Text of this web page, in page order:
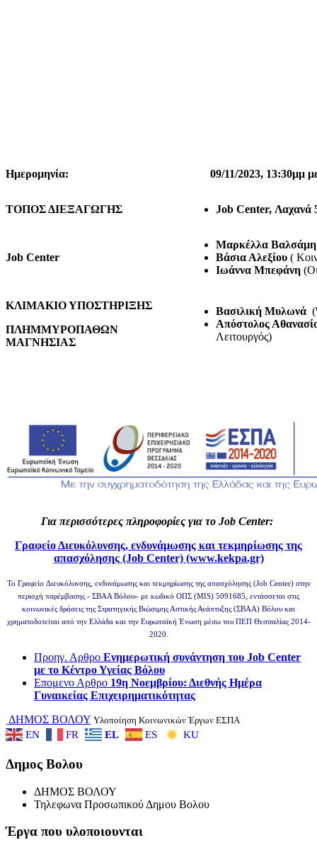
Ημερομηνία: 09/11/2023, 13:30μμ
ΤΟΠΟΣ ΔΙΕΞΑΓΩΓΗΣ Job Center, Λαχανά
Job Center
Μαρκέλλα Βαλσάμη
Βάσια Αλεξίου (
Ιωάννα Μπεφάνη
ΚΛΙΜΑΚΙΟ ΥΠΟΣΤΗΡΙΞΗΣ
ΠΛΗΜΜΥΡΟΠΑΘΩΝ
ΜΑΓΝΗΣΙΑΣ
Βασιλική Μυλωνά
Απόστολος
Λειτουργός)
Για περισσότερες πληροφορίες για το Job Center:
Γραφείο Διευκόλυνσης, ενδυνάμωσης και τεκμηρίωσης της
απασχόλησης (Job Center) (www.kekpa.gr)
Το Γραφείο Διευκόλυνσης, ενδυνάμωσης και τεκμηρίωσης της απασχόλησης (Job Center) στην
περιοχή παρέμβασης - ΣΒΑΑ Βόλου» με κωδικό ΟΠΣ (MIS) 5091685, εντάσσεται στις
κοινωνικές δράσεις της Στρατηγικής Βιώσιμης Αστικής Ανάπτυξης (ΣΒΑΑ) Βόλου και
χρηματοδοτείται από την Ελλάδα και την Ευρωπαϊκή Ένωση μέσω του ΠΕΠ Θεσσαλίας 2014-
2020.
Προηγ. Αρθρο Ενημερωτική συνάντηση του Job Center
με το Κέντρο Υγείας Βόλου
Επομενο Αρθρο 19η Νοεμβρίου: Διεθνής Ημέρα
Γυναικείας Επιχειρηματικότητας
ΔΗΜΟΣ ΒΟΛΟΥ Υλοποίηση Κοινωνικών Έργων ΕΣΠΑ
EN FR EL ES KU
Δημος Βολου
ΔΗΜΟΣ ΒΟΛΟΥ
Τηλεφωνα Προσωπικού Δημου Βολου
Έργα που υλοποιουνται